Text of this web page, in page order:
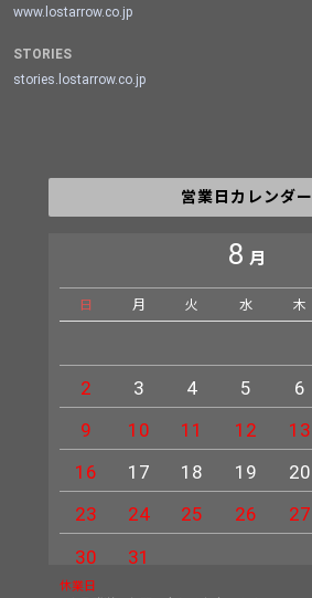
www.lostarrow.co.jp
STORIES
stories.lostarrow.co.jp
営業日カレンダー
8 月
日 月 火 水 木
2
3 4 5 6
9
10 11 12 13
16
17 18 19 20
23
24 25 26 27
30
31
休業日